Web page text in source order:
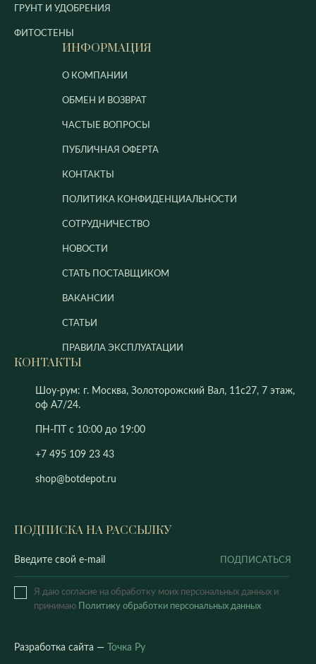
ГРУНТ И УДОБРЕНИЯ
ФИТОСТЕНЫ
ИНФОРМАЦИЯ
О КОМПАНИИ
ОБМЕН И ВОЗВРАТ
ЧАСТЫЕ ВОПРОСЫ
ПУБЛИЧНАЯ ОФЕРТА
КОНТАКТЫ
ПОЛИТИКА КОНФИДЕНЦИАЛЬНОСТИ
СОТРУДНИЧЕСТВО
НОВОСТИ
СТАТЬ ПОСТАВЩИКОМ
ВАКАНСИИ
СТАТЬИ
ПРАВИЛА ЭКСПЛУАТАЦИИ
КОНТАКТЫ
Шоу-рум: г. Москва, Золоторожский Вал, 11с27, 7 этаж,
оф А7/24.
ПН-ПТ с 10:00 до 19:00
+7 495 109 23 43
shop@botdepot.ru
ПОДПИСКА НА РАССЫЛКУ
ПОДПИСАТЬСЯ
Я даю согласие на обработку моих персональных данных и
принимаю
Политику обработки персональных данных
Разработка сайта — Точка Ру